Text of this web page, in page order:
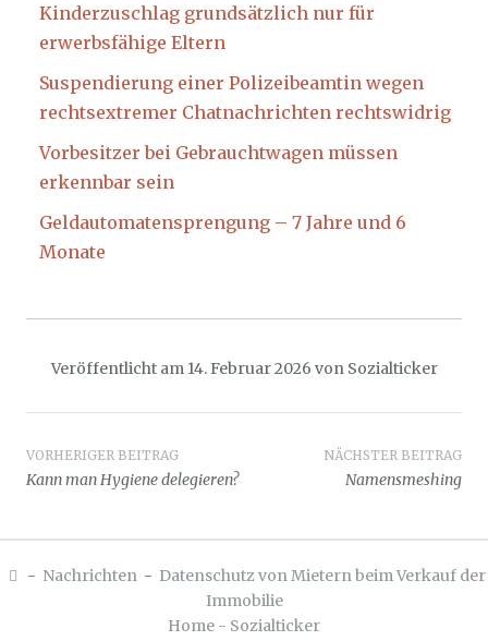
Kinderzuschlag grundsätzlich nur für
erwerbsfähige Eltern
Suspendierung einer Polizeibeamtin wegen
rechtsextremer Chatnachrichten rechtswidrig
Vorbesitzer bei Gebrauchtwagen müssen
erkennbar sein
Geldautomatensprengung – 7 Jahre und 6
Monate
Veröffentlicht am 14. Februar 2026 von Sozialticker
Beitragsnavigation
VORHERIGER BEITRAG
Kann man Hygiene delegieren?
NÄCHSTER BEITRAG
Namensmeshing
- Nachrichten - Datenschutz von Mietern beim Verkauf der
Immobilie
Home - Sozialticker